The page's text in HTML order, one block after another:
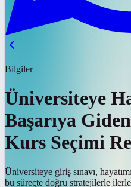
Bilgiler
Üniversiteye
Başarıya
Kurs Seçimi
Üniversiteye giriş sınavı,
bu süreçte doğru stratejilerle